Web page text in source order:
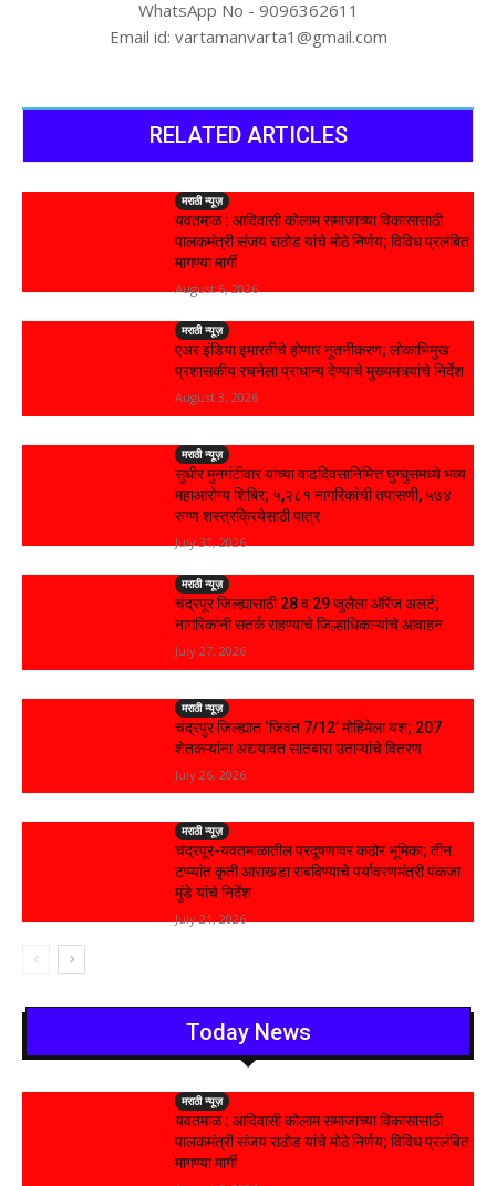
WhatsApp No - 9096362611
Email id: vartamanvarta1@gmail.com
RELATED ARTICLES
मराठी न्यूज़
यवतमाळ : आदिवासी कोलाम समाजाच्या विकासासाठी
पालकमंत्री संजय राठोड यांचे मोठे निर्णय; विविध प्रलंबित
मागण्या मार्गी
August 6, 2026
मराठी न्यूज़
एअर इंडिया इमारतीचे होणार नूतनीकरण; लोकाभिमुख
प्रशासकीय रचनेला प्राधान्य देण्याचे मुख्यमंत्र्यांचे निर्देश
August 3, 2026
मराठी न्यूज़
सुधीर मुनगंटीवार यांच्या वाढदिवसानिमित्त घुग्घुसमध्ये भव्य
महाआरोग्य शिबिर; ५,२८१ नागरिकांची तपासणी, ५७४
रुग्ण शस्त्रक्रियेसाठी पात्र
July 31, 2026
मराठी न्यूज़
चंद्रपूर जिल्ह्यासाठी 28 व 29 जुलैला ऑरेंज अलर्ट;
नागरिकांनी सतर्क राहण्याचे जिल्हाधिकाऱ्यांचे आवाहन
July 27, 2026
मराठी न्यूज़
चंद्रपुर जिल्ह्यात ‘जिवंत 7/12’ मोहिमेला यश; 207
शेतकऱ्यांना अद्ययावत सातबारा उताऱ्यांचे वितरण
July 26, 2026
मराठी न्यूज़
चंद्रपूर-यवतमाळातील प्रदूषणावर कठोर भूमिका; तीन
टप्प्यांत कृती आराखडा राबविण्याचे पर्यावरणमंत्री पंकजा
मुंडे यांचे निर्देश
July 21, 2026
Today News
मराठी न्यूज़
यवतमाळ : आदिवासी कोलाम समाजाच्या विकासासाठी
पालकमंत्री संजय राठोड यांचे मोठे निर्णय; विविध प्रलंबित
मागण्या मार्गी